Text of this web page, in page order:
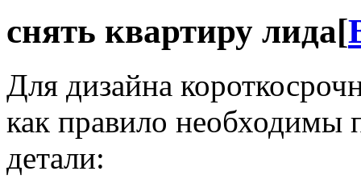
снять квартиру лида[
Для дизайна
как правило
детали: